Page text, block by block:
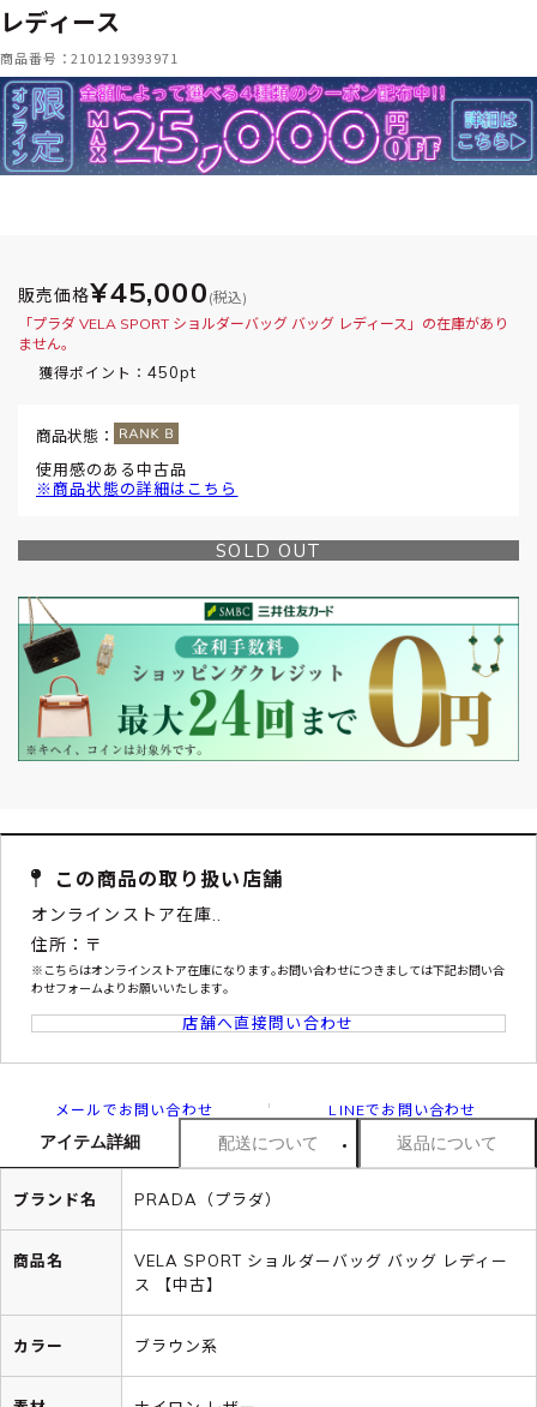
レディース
商品番号：2101219393971
販売価格¥45,000 (税込)
「プラダ VELA SPORT ショルダーバッグ バッグ レディース」の在庫があり
ません。
獲得ポイント： 450pt
商品状態：
使用感のある中古品
※商品状態の詳細はこちら
SOLD OUT
この商品の取り扱い店舗
オンラインストア在庫..
住所：〒
※こちらはオンラインストア在庫になります｡お問い合わせにつきましては下記お問い合
わせフォームよりお願いいたします｡
店舗へ直接問い合わせ
メールでお問い合わせ LINEでお問い合わせ
アイテム詳細 配送について 返品について
ブランド名 PRADA（プラダ）
商品名
VELA SPORT ショルダーバッグ バッグ レディー
ス 【中古】
カラー ブラウン系